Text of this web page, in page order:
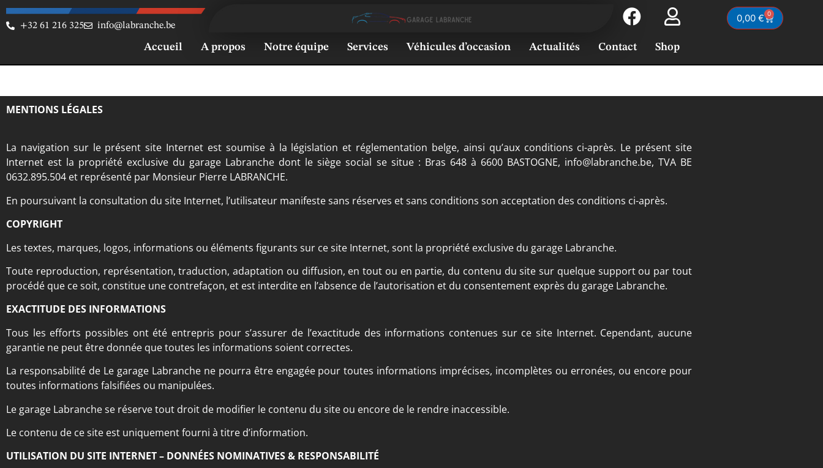
+32 61 216 325 info@labranche.be
0,00€ 0
Accueil A propos Notre équipe Services Véhicules d’occasion Actualités Contact Shop
MENTIONS LÉGALES
La navigation sur le présent site Internet est soumise à la législation et réglementation belge, ainsi qu’aux conditions ci-après. Le présent site
Internet est la propriété exclusive du garage Labranche dont le siège social se situe : Bras 648 à 6600 BASTOGNE, info@labranche.be, TVA BE
0632.895.504 et représenté par Monsieur Pierre LABRANCHE.
En poursuivant la consultation du site Internet, l’utilisateur manifeste sans réserves et sans conditions son acceptation des conditions ci-après.
COPYRIGHT
Les textes, marques, logos, informations ou éléments figurants sur ce site Internet, sont la propriété exclusive du garage Labranche.
Toute reproduction, représentation, traduction, adaptation ou diffusion, en tout ou en partie, du contenu du site sur quelque support ou par tout
procédé que ce soit, constitue une contrefaçon, et est interdite en l’absence de l’autorisation et du consentement exprès du garage Labranche.
EXACTITUDE DES INFORMATIONS
Tous les efforts possibles ont été entrepris pour s’assurer de l’exactitude des informations contenues sur ce site Internet. Cependant, aucune
garantie ne peut être donnée que toutes les informations soient correctes.
La responsabilité de Le garage Labranche ne pourra être engagée pour toutes informations imprécises, incomplètes ou erronées, ou encore pour
toutes informations falsifiées ou manipulées.
Le garage Labranche se réserve tout droit de modifier le contenu du site ou encore de le rendre inaccessible.
Le contenu de ce site est uniquement fourni à titre d’information.
UTILISATION DU SITE INTERNET – DONNÉES NOMINATIVES & RESPONSABILITÉ